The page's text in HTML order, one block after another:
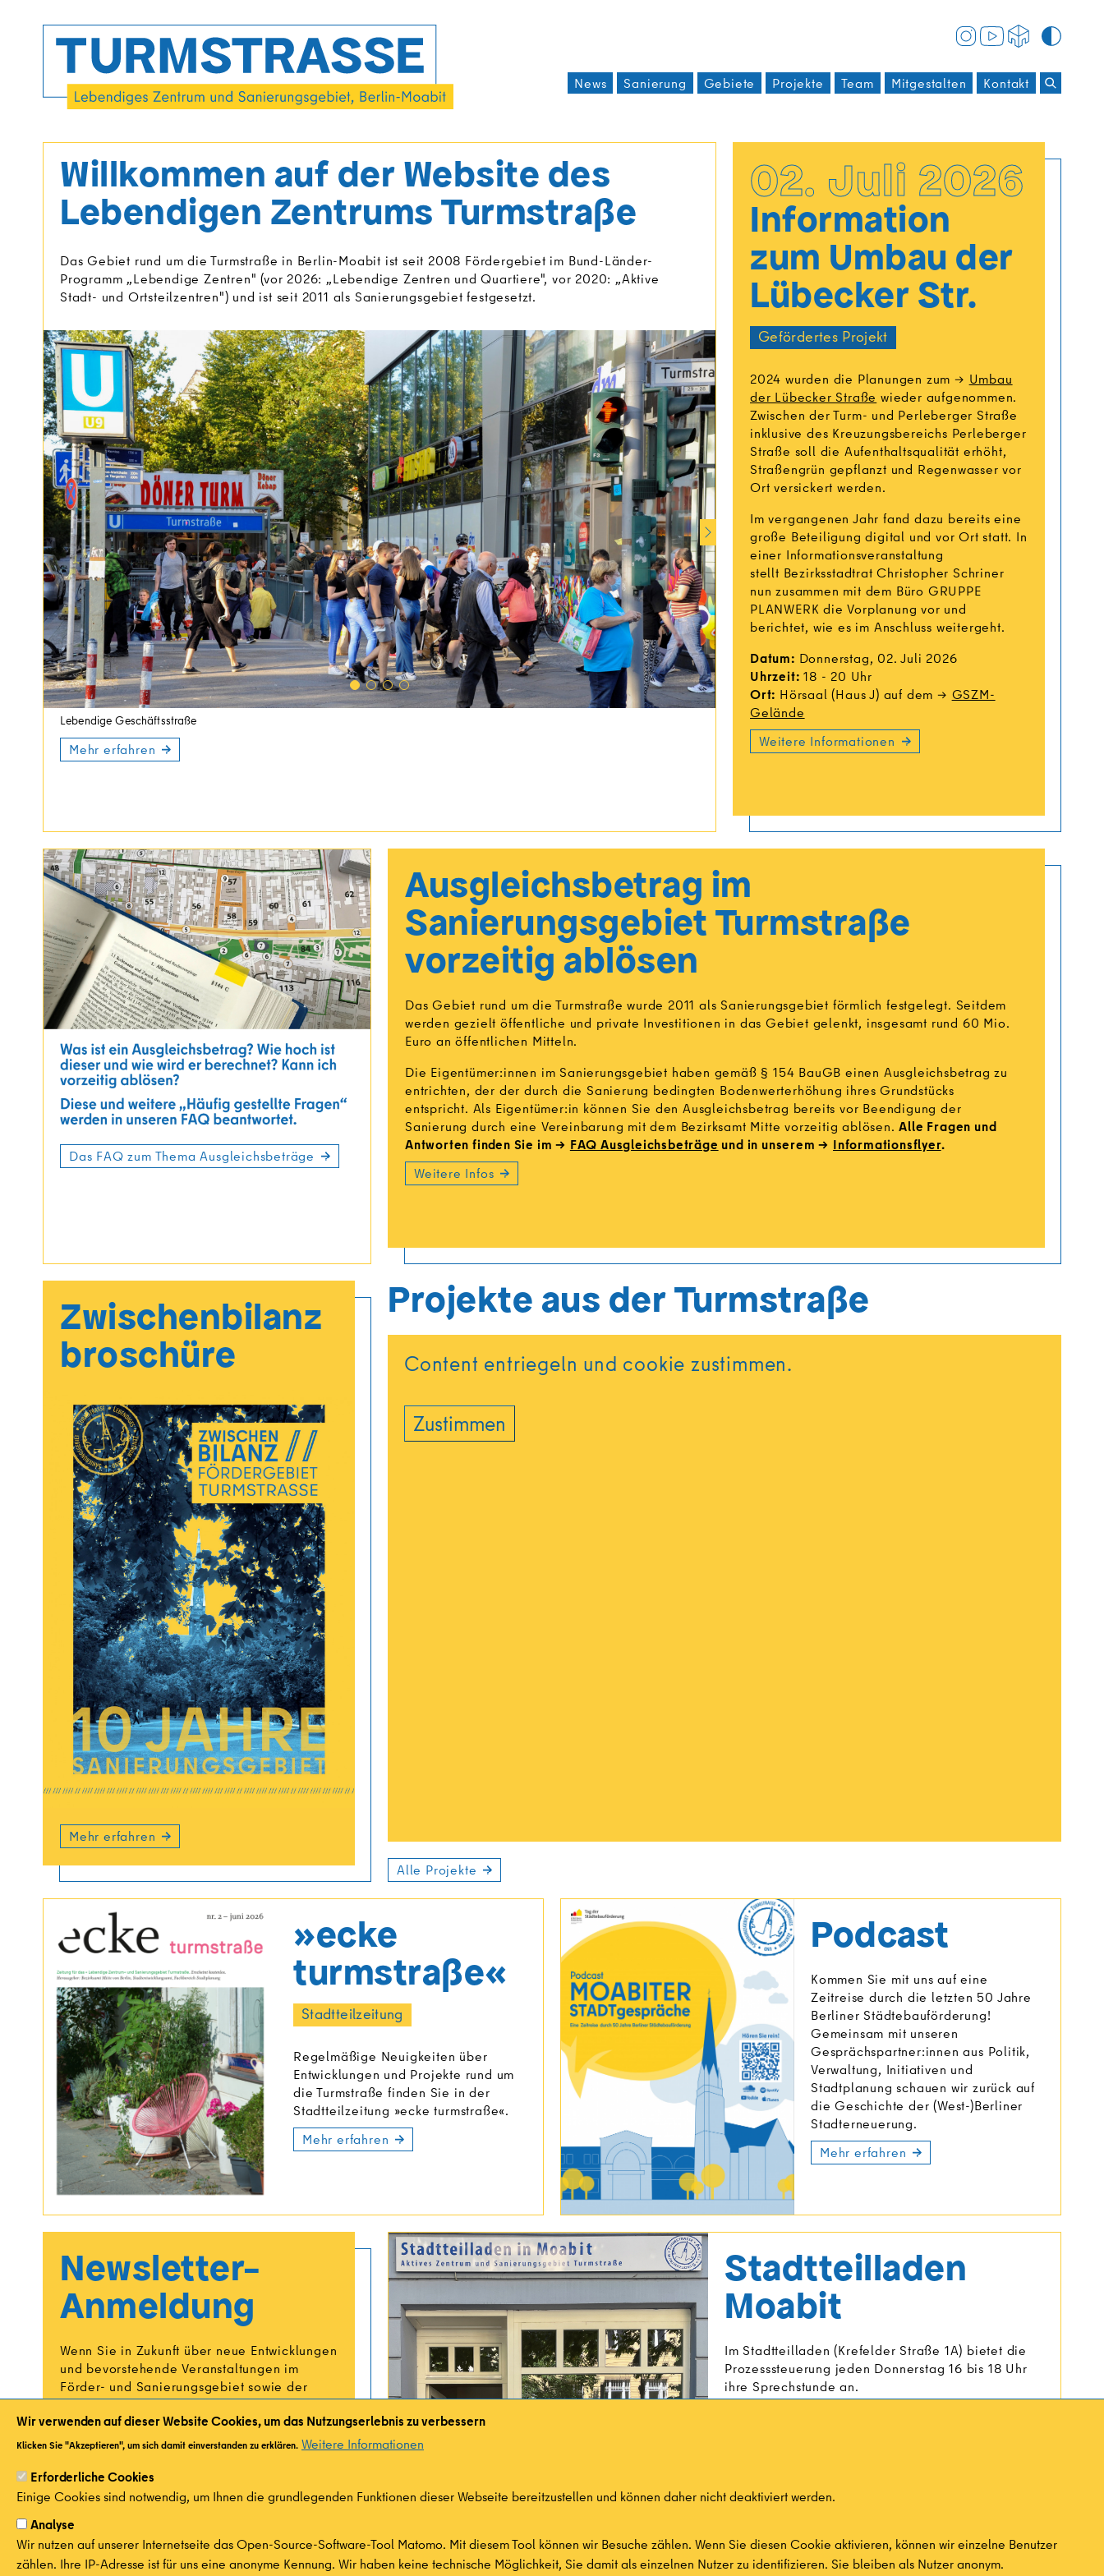
zum
Inhalt
News
Sanierung Gebiete Projekte Team Mitgestalten Kontakt
Turmstrasse
Willkommen auf der Website des
Lebendigen Zentrums Turmstraße
Das Gebiet rund um die Turmstraße in Berlin-Moabit ist seit 2008 Fördergebiet im Bund-Länder-
Programm „Lebendige Zentren" (vor 2026: „Lebendige Zentren und Quartiere", vor 2020: „Aktive
Stadt- und Ortsteilzentren") und ist seit 2011 als Sanierungsgebiet festgesetzt.
Lebendige Geschäftsstraße
Mehr erfahren
Kleiner Tiergarten – die grüne Mitte Moabits
02. Juli 2026
Information
zum Umbau der
Lübecker Str.
Gefördertes Projekt
2024 wurden die Planungen zum
Umbau
der Lübecker Straße wieder aufgenommen.
Zwischen der Turm- und Perleberger Straße
inklusive des Kreuzungsbereichs Perleberger
Straße soll die Aufenthaltsqualität erhöht,
Straßengrün gepflanzt und Regenwasser vor
Ort versickert werden.
Im vergangenen Jahr fand dazu bereits eine
große Beteiligung digital und vor Ort statt. In
einer Informationsveranstaltung
stellt Bezirksstadtrat Christopher Schriner
nun zusammen mit dem Büro GRUPPE
PLANWERK die Vorplanung vor und
berichtet, wie es im Anschluss weitergeht.
Datum: Donnerstag, 02. Juli 2026
Uhrzeit:18 - 20 Uhr
Ort: Hörsaal (Haus J) auf dem
GSZM-
Gelände
Weitere Informationen
Das FAQ zum Thema Ausgleichsbeträge
Ausgleichsbetrag im
Sanierungsgebiet Turmstraße
vorzeitig ablösen
Das Gebiet rund um die Turmstraße wurde 2011 als Sanierungsgebiet förmlich festgelegt. Seitdem
werden gezielt öffentliche und private Investitionen in das Gebiet gelenkt, insgesamt rund 60 Mio.
Euro an öffentlichen Mitteln.
Die Eigentümer:innen im Sanierungsgebiet haben gemäß § 154 BauGB einen Ausgleichsbetrag zu
entrichten, der der durch die Sanierung bedingten Bodenwerterhöhung ihres Grundstücks
entspricht. Als Eigentümer:in können Sie den Ausgleichsbetrag bereits vor Beendigung der
Sanierung durch eine Vereinbarung mit dem Bezirksamt Mitte vorzeitig ablösen.Alle Fragen und
Antworten finden Sie im
FAQ Ausgleichsbeträge und in unserem Informationsflyer.
Weitere Infos
Zwischenbilanz
broschüre
Mehr erfahren
Projekte aus der Turmstraße
Content entriegeln und cookie zustimmen.
Zustimmen
Alle Projekte
»ecke
turmstraße«
Stadtteilzeitung
Regelmäßige Neuigkeiten über
Entwicklungen und Projekte rund um
die Turmstraße finden Sie in der
Stadtteilzeitung »ecke turmstraße«.
Mehr erfahren
Podcast
Kommen Sie mit uns auf eine
Zeitreise durch die letzten 50 Jahre
Berliner Städtebauförderung!
Gemeinsam mit unseren
Gesprächspartner:innen aus Politik,
Verwaltung, Initiativen und
Stadtplanung schauen wir zurück auf
die Geschichte der (West-)Berliner
Stadterneuerung.
Mehr erfahren
Newsletter-
Anmeldung
Wenn Sie in Zukunft über neue Entwicklungen
und bevorstehende Veranstaltungen im
Förder- und Sanierungsgebiet sowie der
Geschäftsstraße informiert werden möchten,
melden Sie sich gerne für unsere beiden
Newsletter an.
Zur Anmeldung
Stadtteilladen
Moabit
Im Stadtteilladen (Krefelder Straße 1A) bietet die
Prozesssteuerung jeden Donnerstag 16 bis 18 Uhr
ihre Sprechstunde an.
Haben Sie Interesse den Stadtteilladen zu mieten?
Mehr erfahren
Wir verwenden auf dieser Website Cookies, um das Nutzungserlebnis zu verbessern
Klicken Sie "Akzeptieren", um sich damit einverstanden zu erklären. Weitere Informationen
Erforderliche Cookies
Einige Cookies sind notwendig, um Ihnen die grundlegenden Funktionen dieser Webseite bereitzustellen und können daher nicht deaktiviert werden.
Analyse
Wir nutzen auf unserer Internetseite das Open-Source-Software-Tool Matomo. Mit diesem Tool können wir Besuche zählen. Wenn Sie diesen Cookie aktivieren, können wir einzelne Benutzer
zählen. Ihre IP-Adresse ist für uns eine anonyme Kennung. Wir haben keine technische Möglichkeit, Sie damit als einzelnen Nutzer zu identifizieren. Sie bleiben als Nutzer anonym.